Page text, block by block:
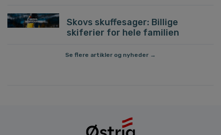
Skovs skuffesager: Billige
skiferier for hele familien
Se flere artikler og nyheder →